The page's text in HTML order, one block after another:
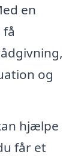
en
og
hjælpe
får et